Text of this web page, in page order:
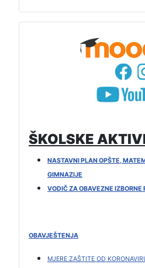
ŠKOLSKE
NASTAVNI PLAN OPŠTE,
GIMNAZIJE
VODIČ ZA OBAVEZNE IZBORNE
OBAVJEŠTENJA
MJERE ZAŠTITE OD